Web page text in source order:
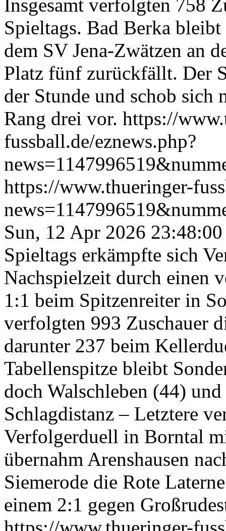
Insgesamt verfolgten 758
Spieltags. Bad Berka
dem SV Jena-Zwätzen an
Platz fünf zurückfällt. Der
der Stunde und schob sich
Rang drei vor. https://
fussball.de/eznews.php?
https://www.thueringer-
Sun, 12 Apr 2026
Spieltags erkämpfte sich
Nachspielzeit durch einen
1:1 beim Spitzenreiter in
verfolgten 993 Zuschauer
darunter 237 beim
Tabellenspitze bleibt
doch Walschleben (44)
Schlagdistanz – Letztere
Verfolgerduell in Borntal
übernahm Arenshausen
Siemerode die Rote
einem 2:1 gegen